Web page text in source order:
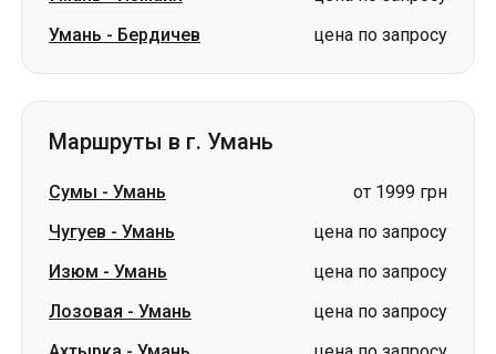
Умань - Бердичев цена по запросу
Маршруты в г. Умань
Сумы - Умань
от 1999 грн
Чугуев - Умань
цена по запросу
Изюм - Умань
цена по запросу
Лозовая - Умань
цена по запросу